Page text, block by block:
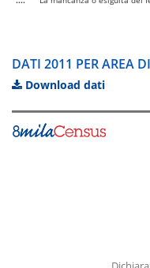
DATI 2011 PER AREA
Download dati